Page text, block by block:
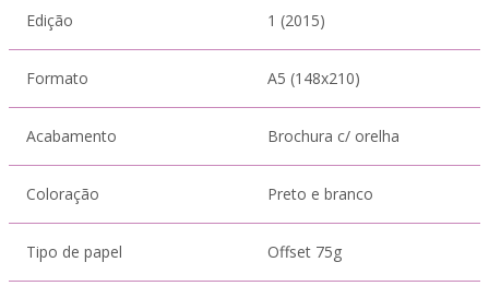
Edição 1 (2015)
Formato A5 (148x210)
Acabamento Brochura c/ orelha
Coloração Preto e branco
Tipo de papel Offset 75g